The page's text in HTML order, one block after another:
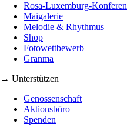
Rosa-Luxemburg-
Maigalerie
Melodie & Rhythmus
Shop
Fotowettbewerb
Granma
→ Unterstützen
Genossenschaft
Aktionsbüro
Spenden